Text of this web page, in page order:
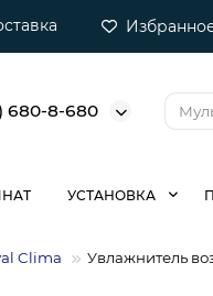
680-8-680
УСТАНОВКА
Clima Увлажнитель